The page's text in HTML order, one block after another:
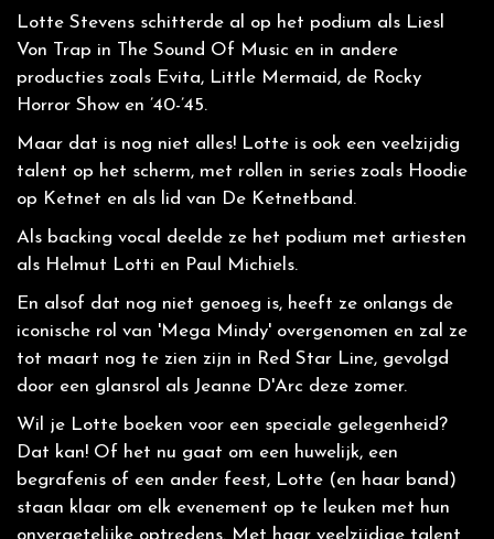
Lotte Stevens schitterde al op het podium als Liesl
Von Trap in The Sound Of Music en in andere
producties zoals Evita, Little Mermaid, de Rocky
Horror Show en ’40-’45.
Maar dat is nog niet alles! Lotte is ook een veelzijdig
talent op het scherm, met rollen in series zoals Hoodie
op Ketnet en als lid van De Ketnetband.
Als backing vocal deelde ze het podium met artiesten
als Helmut Lotti en Paul Michiels.
En alsof dat nog niet genoeg is, heeft ze onlangs de
iconische rol van 'Mega Mindy' overgenomen en zal ze
tot maart nog te zien zijn in Red Star Line, gevolgd
door een glansrol als Jeanne D'Arc deze zomer.
Wil je Lotte boeken voor een speciale gelegenheid?
Dat kan! Of het nu gaat om een huwelijk, een
begrafenis of een ander feest, Lotte (en haar band)
staan klaar om elk evenement op te leuken met hun
onvergetelijke optredens. Met haar veelzijdige talent
Lotte Stevens